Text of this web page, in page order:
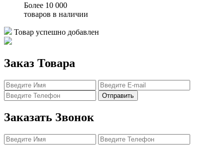
Более 10 000
товаров в наличии
Товар успешно добавлен
Заказ Товара
Отправить
Заказать Звонок